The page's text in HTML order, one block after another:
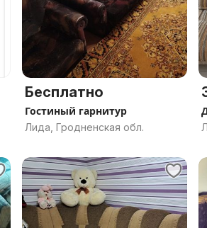
Бесплатно
Гостиный гарнитур
Лида, Гродненская обл.